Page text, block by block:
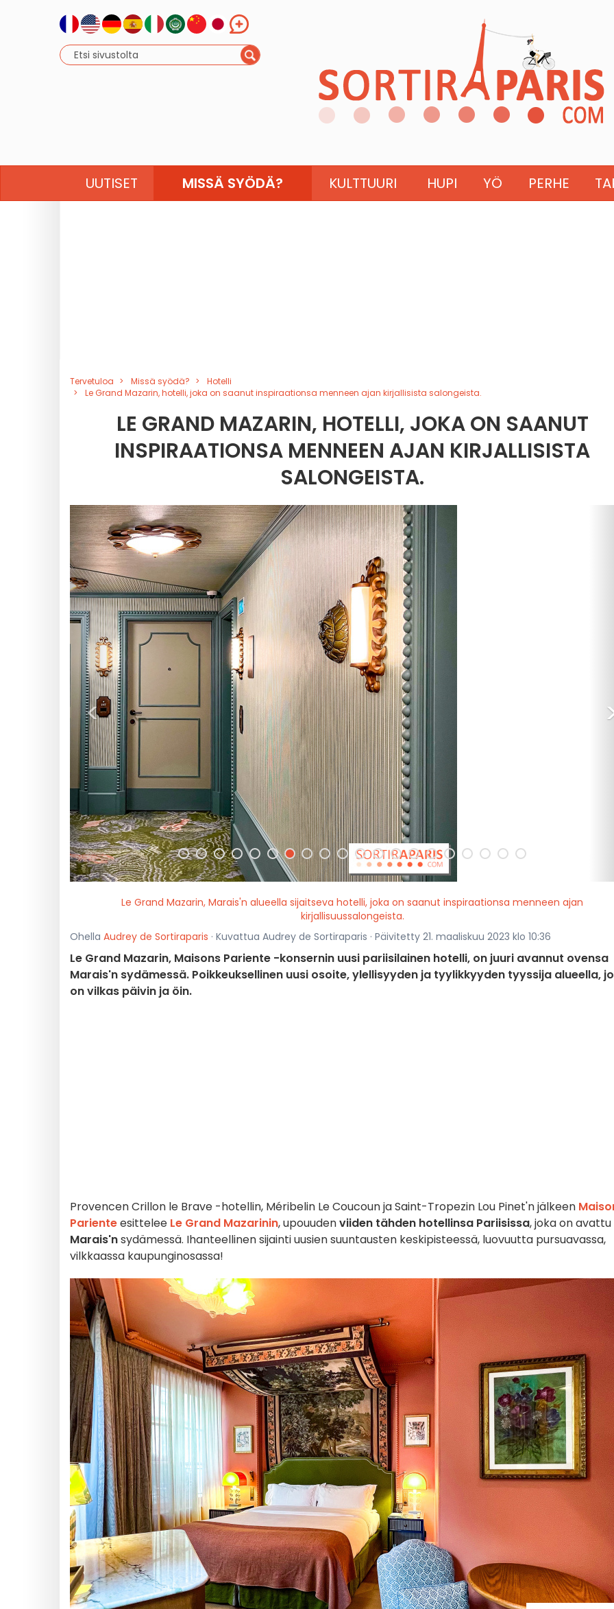
UUTISET MISSÄ SYÖDÄ? KULTTUURI HUPI YÖ PERHE
Tervetuloa Missä syödä?
Hotelli
Le Grand Mazarin, hotelli, joka on saanut inspiraationsa menneen ajan kirjallisista salongeista.
LE GRAND MAZARIN, HOTELLI, JOKA ON SAANUT
INSPIRAATIONSA MENNEEN AJAN KIRJALLISISTA
SALONGEISTA.
<
Le Grand Mazarin, Marais'n alueella sijaitseva hotelli, joka on saanut inspiraationsa menneen ajan
kirjallisuussalongeista.
Ohella Audrey de Sortiraparis · Kuvattua Audrey de Sortiraparis · Päivitetty 21. maaliskuu 2023 klo 10:36
Le Grand Mazarin, Maisons Pariente -konsernin uusi pariisilainen hotelli, on juuri avannut ovensa
Marais'n sydämessä. Poikkeuksellinen uusi osoite, ylellisyyden ja tyylikkyyden tyyssija alueella,
on vilkas päivin ja öin.
Provencen Crillon le Brave -hotellin, Méribelin Le Coucoun ja Saint-Tropezin Lou Pinet'n jälkeen
Parienteesittelee Le Grand Mazarinin, upouudenviiden tähden hotellinsa Pariisissa, joka on avattu
Marais'nsydämessä. Ihanteellinen sijainti uusien suuntausten keskipisteessä, luovuutta pursuavassa,
vilkkaassa kaupunginosassa!